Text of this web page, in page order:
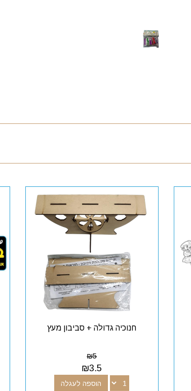
חנוכיה גדולה + סביבון מעץ
₪5
₪3.5
הוספה לעגלה